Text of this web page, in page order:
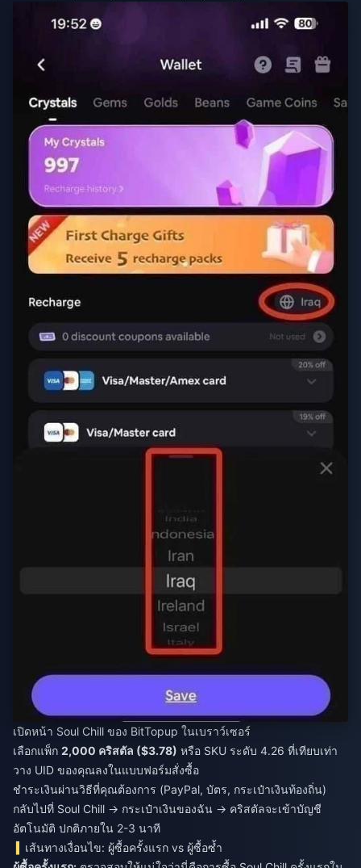
เปิดหน้า Soul Chill ของ BitTopup ในเบราว์เซอร์
เลือกแพ็ก 2,000 คริสตัล ($3.78) หรือ SKU ระดับ 4.26 ที่เทียบเท่า
วาง UID ของคุณลงในแบบฟอร์มสั่งซื้อ
ชำระเงินผ่านวิธีที่คุณต้องการ (PayPal, บัตร, กระเป๋าเงินท้องถิ่น)
กลับไปที่ Soul Chill → กระเป๋าเงินของฉัน → คริสตัลจะเข้าบัญชี
อัตโนมัติ ปกติภายใน 2-3 นาที
เส้นทางเงื่อนไข: ผู้ซื้อครั้งแรก vs ผู้ซื้อซ้ำ